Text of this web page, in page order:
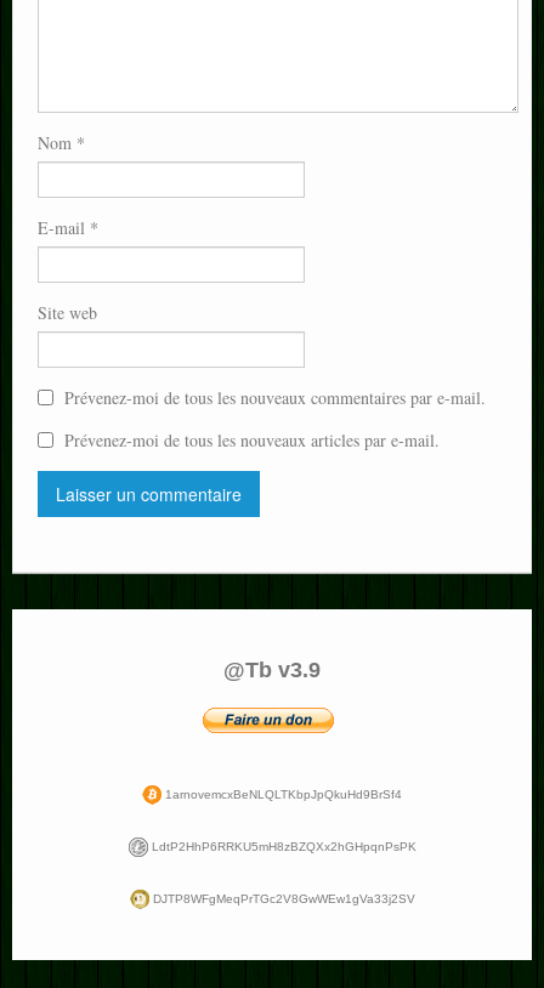
Nom *
E-mail *
Site web
Prévenez-moi de tous les nouveaux commentaires par e-mail.
Prévenez-moi de tous les nouveaux articles par e-mail.
@Tb v3.9
1arnovemcxBeNLQLTKbpJpQkuHd9BrSf4
LdtP2HhP6RRKU5mH8zBZQXx2hGHpqnPsPK
DJTP8WFgMeqPrTGc2V8GwWEw1gVa33j2SV